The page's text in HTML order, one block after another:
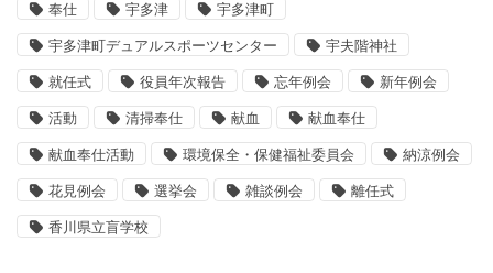
奉仕 宇多津 宇多津町
宇多津町デュアルスポーツセンター 宇夫階神社
就任式 役員年次報告 忘年例会 新年例会
活動 清掃奉仕 献血 献血奉仕
献血奉仕活動 環境保全・保健福祉委員会 納涼例会
花見例会 選挙会 雑談例会 離任式
香川県立盲学校